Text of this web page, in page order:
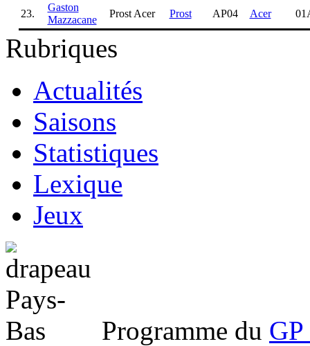
23.
Gaston
Mazzacane
Prost Acer Prost AP04 Acer
Rubriques
Actualités
Saisons
Statistiques
Lexique
Jeux
Programme du